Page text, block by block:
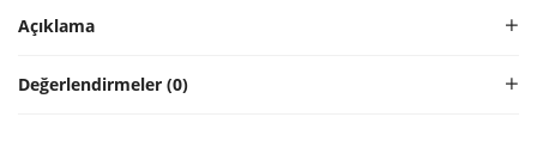
Açıklama
Değerlendirmeler (0)